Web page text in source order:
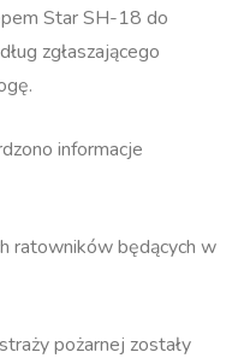
Star SH-18 do
zgłaszającego
informacje
ratowników będących w
pożarnej zostały